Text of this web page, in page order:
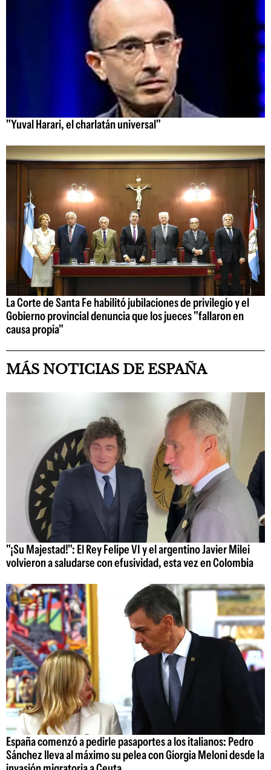
"Yuval Harari, el charlatán universal"
La Corte de Santa Fe habilitó jubilaciones de privilegio y el
Gobierno provincial denuncia que los jueces "fallaron en
causa propia"
MÁS NOTICIAS DE ESPAÑA
"¡Su Majestad!": El Rey Felipe VI y el argentino Javier Milei
volvieron a saludarse con efusividad, esta vez en Colombia
España comenzó a pedirle pasaportes a los italianos: Pedro
Sánchez lleva al máximo su pelea con Giorgia Meloni desde la